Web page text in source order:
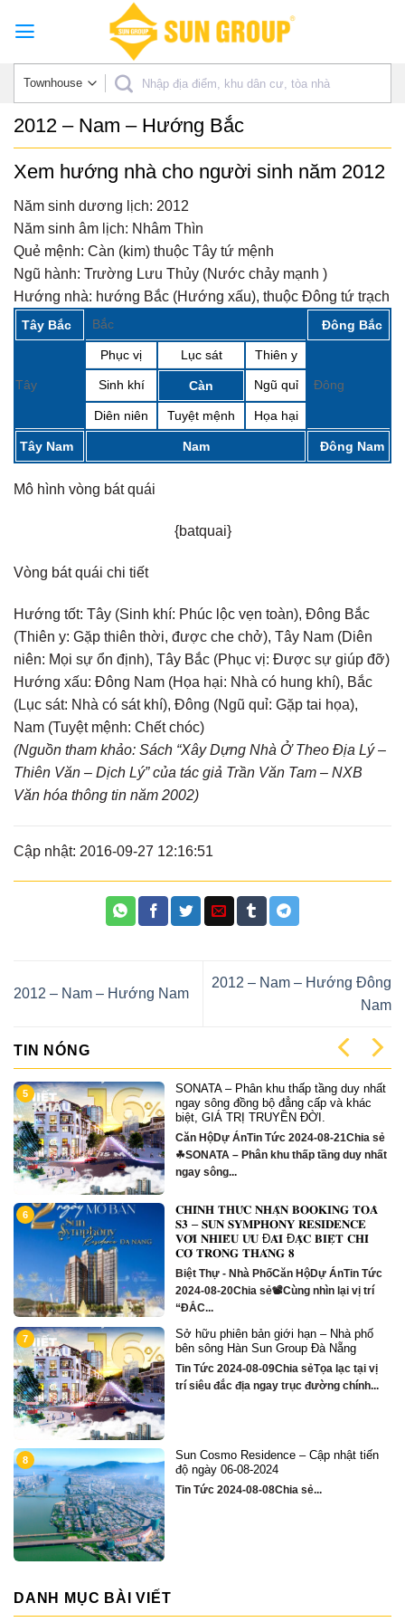
2012 – Nam – Hướng Bắc
Xem hướng nhà cho người sinh năm 2012
Năm sinh dương lịch: 2012
Năm sinh âm lịch: Nhâm Thìn
Quẻ mệnh: Càn (kim) thuộc Tây tứ mệnh
Ngũ hành: Trường Lưu Thủy (Nước chảy mạnh )
Hướng nhà: hướng Bắc (Hướng xấu), thuộc Đông tứ trạch
Tây Bắc Bắc Đông Bắc
Tây
Phục vị Lục sát Thiên y
Đông
Sinh khí Càn Ngũ quỉ
Diên niên Tuyệt mệnh Họa hại
Tây Nam Nam Đông Nam
Mô hình vòng bát quái
{batquai}
Vòng bát quái chi tiết
Hướng tốt: Tây (Sinh khí: Phúc lộc vẹn toàn), Đông Bắc
(Thiên y: Gặp thiên thời, được che chở), Tây Nam (Diên
niên: Mọi sự ổn định), Tây Bắc (Phục vị: Được sự giúp đỡ)
Hướng xấu: Đông Nam (Họa hại: Nhà có hung khí), Bắc
(Lục sát: Nhà có sát khí), Đông (Ngũ quỉ: Gặp tai họa),
Nam (Tuyệt mệnh: Chết chóc)
(Nguồn tham khảo: Sách “Xây Dựng Nhà Ở Theo Địa Lý –
Thiên Văn – Dịch Lý” của tác giả Trần Văn Tam – NXB
Văn hóa thông tin năm 2002)
Cập nhật: 2016-09-27 12:16:51
2012 – Nam – Hướng Nam
2012 – Nam – Hướng Đông
Nam
TIN NÓNG
5
SONATA – Phân khu thấp tầng duy nhất
ngay sông đồng bộ đẳng cấp và khác
biệt, GIÁ TRỊ TRUYỀN ĐỜI.
Căn HộDự ÁnTin Tức 2024-08-21Chia sẻ
☘SONATA – Phân khu thấp tầng duy nhất
ngay sông...
6
𝐂𝐇𝐈́𝐍𝐇 𝐓𝐇𝐔̛́𝐂 𝐍𝐇𝐀̣̂𝐍 𝐁𝐎𝐎𝐊𝐈𝐍𝐆 𝐓𝐎𝐀̀
𝐒𝟑 – 𝐒𝐔𝐍 𝐒𝐘𝐌𝐏𝐇𝐎𝐍𝐘 𝐑𝐄𝐒𝐈𝐃𝐄𝐍𝐂𝐄
𝐕𝐎̛́𝐈 𝐍𝐇𝐈𝐄̂̀𝐔 𝐔̛𝐔 Đ𝐀̃𝐈 Đ𝐀̣̆𝐂 𝐁𝐈𝐄̣̂𝐓 𝐂𝐇𝐈̉
𝐂𝐎́ 𝐓𝐑𝐎𝐍𝐆 𝐓𝐇𝐀́𝐍𝐆 𝟖
Biệt Thự - Nhà PhốCăn HộDự ÁnTin Tức
2024-08-20Chia sẻ📽Cùng nhìn lại vị trí
“ĐẮC...
7
Sở hữu phiên bản giới hạn – Nhà phố
bên sông Hàn Sun Group Đà Nẵng
Tin Tức 2024-08-09Chia sẻTọa lạc tại vị
trí siêu đắc địa ngay trục đường chính...
8
Sun Cosmo Residence – Cập nhật tiến
độ ngày 06-08-2024
Tin Tức 2024-08-08Chia sẻ...
DANH MỤC BÀI VIẾT